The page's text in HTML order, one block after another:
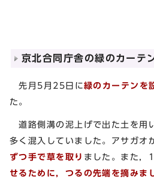
京北合同庁舎の緑のカーテ
先月5月25日に緑のカーテンを
た。
道路側溝の泥上げで出た土を用
多く混入していました。アサガオ
ずつ手で草を取り ました。また，
せるために，つるの先端を摘みま